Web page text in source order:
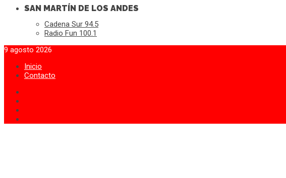
SAN MARTÍN DE LOS ANDES
Cadena Sur 94.5
Radio Fun 100.1
9 agosto 2026
Inicio
Contacto